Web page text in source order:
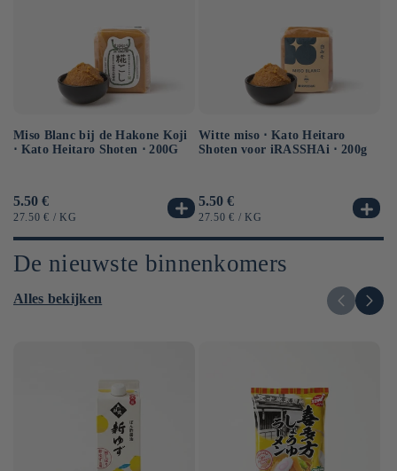
Miso Blanc bij de Hakone Koji
⋅ Kato Heitaro Shoten ⋅ 200G
Normale
prijs
5.50 €
EENHEIDSPRIJS
27.50 € / PER
KG
Witte miso ⋅ Kato Heitaro
Shoten voor iRASSHAi ⋅ 200g
Normale
prijs
5.50 €
EENHEIDSPRIJS
27.50 € / PER
KG
De nieuwste binnenkomers
Alles bekijken